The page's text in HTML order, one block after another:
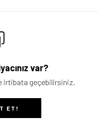
var?
irtibata geçebilirsiniz.
ET!